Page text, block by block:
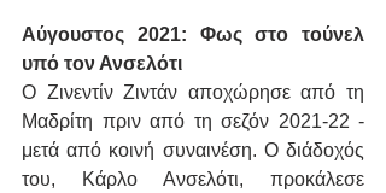
Αύγουστος 2021: Φως στο τούνελ
υπό τον Ανσελότι
Ο Ζινεντίν Ζιντάν αποχώρησε από τη
Μαδρίτη πριν από τη σεζόν 2021-22 -
μετά από κοινή συναινέση. Ο διάδοχός
του, Κάρλο Ανσελότι, προκάλεσε